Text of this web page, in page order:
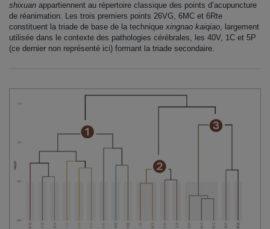
shixuan appartiennent au répertoire classique des points d’acupuncture
de réanimation. Les trois premiers points 26VG, 6MC et 6Rte
constituent la triade de base de la technique xingnao kaiqiao, largement
utilisée dans le contexte des pathologies cérébrales, les 40V, 1C et 5P
(ce dernier non représenté ici) formant la triade secondaire.